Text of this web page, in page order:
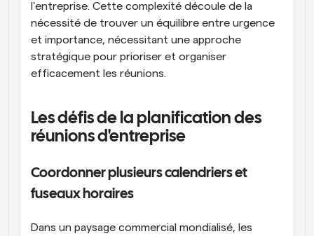
l'entreprise. Cette complexité découle de la
nécessité de trouver un équilibre entre urgence
et importance, nécessitant une approche
stratégique pour prioriser et organiser
efficacement les réunions.
Les défis de la planification des
réunions d'entreprise
Coordonner plusieurs calendriers et
fuseaux horaires
Dans un paysage commercial mondialisé, les